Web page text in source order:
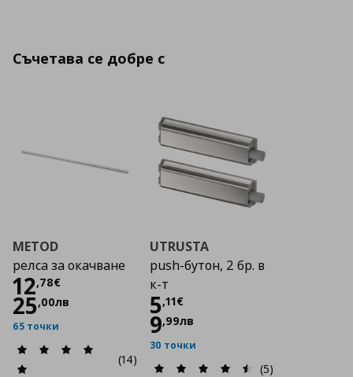
Съчетава се добре с
METOD
релса за окачване
12,78€
Цена
25,00лв
65 точки
(14)
UTRUSTA
push-бутон, 2 бр. в
к-т
5,11€
Цена
9,99лв
30 точки
(5)